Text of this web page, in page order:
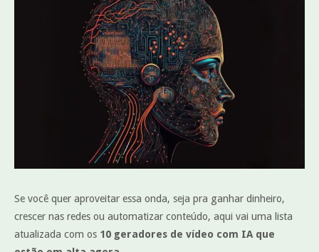
Se você quer aproveitar essa onda, seja pra ganhar dinheiro,
crescer nas redes ou automatizar conteúdo, aqui vai uma lista
atualizada com os 10 geradores de vídeo com IA que